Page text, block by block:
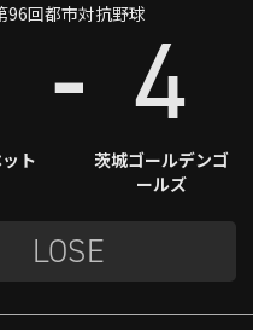
96回都市対抗野球
ト
- 4
茨城ゴールデンゴ
ールズ
LOSE